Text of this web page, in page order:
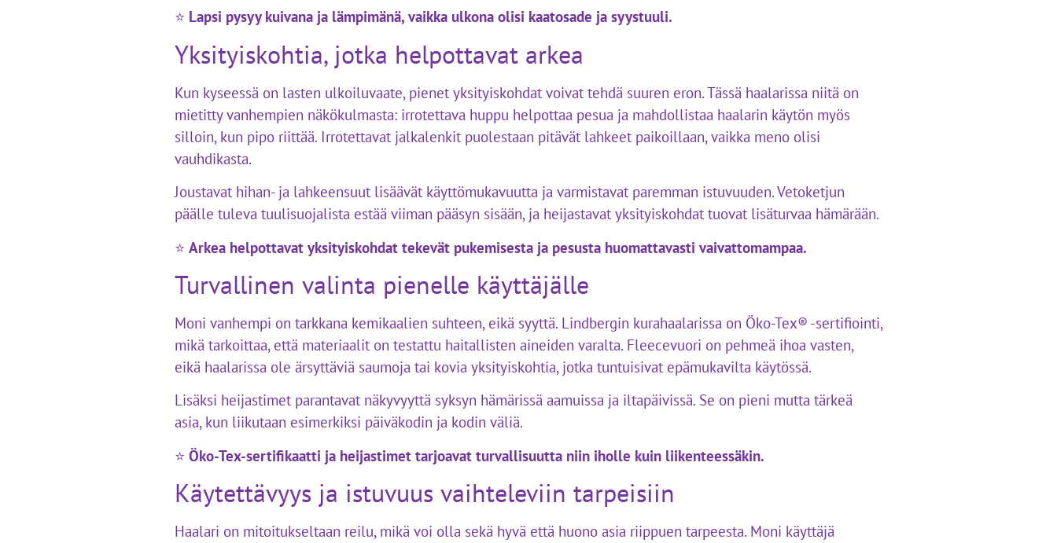
⭐ Lapsi pysyy kuivana ja lämpimänä, vaikka ulkona olisi kaatosade ja syystuuli.
Yksityiskohtia, jotka helpottavat arkea
Kun kyseessä on lasten ulkoiluvaate, pienet yksityiskohdat voivat tehdä suuren eron. Tässä haalarissa niitä on
mietitty vanhempien näkökulmasta: irrotettava huppu helpottaa pesua ja mahdollistaa haalarin käytön myös
silloin, kun pipo riittää. Irrotettavat jalkalenkit puolestaan pitävät lahkeet paikoillaan, vaikka meno olisi
vauhdikasta.
Joustavat hihan- ja lahkeensuut lisäävät käyttömukavuutta ja varmistavat paremman istuvuuden. Vetoketjun
päälle tuleva tuulisuojalista estää viiman pääsyn sisään, ja heijastavat yksityiskohdat tuovat lisäturvaa hämärään.
⭐ Arkea helpottavat yksityiskohdat tekevät pukemisesta ja pesusta huomattavasti vaivattomampaa.
Turvallinen valinta pienelle käyttäjälle
Moni vanhempi on tarkkana kemikaalien suhteen, eikä syyttä. Lindbergin kurahaalarissa on Öko-Tex® -sertifiointi,
mikä tarkoittaa, että materiaalit on testattu haitallisten aineiden varalta. Fleecevuori on pehmeä ihoa vasten,
eikä haalarissa ole ärsyttäviä saumoja tai kovia yksityiskohtia, jotka tuntuisivat epämukavilta käytössä.
Lisäksi heijastimet parantavat näkyvyyttä syksyn hämärissä aamuissa ja iltapäivissä. Se on pieni mutta tärkeä
asia, kun liikutaan esimerkiksi päiväkodin ja kodin väliä.
⭐ Öko-Tex-sertifikaatti ja heijastimet tarjoavat turvallisuutta niin iholle kuin liikenteessäkin.
Käytettävyys ja istuvuus vaihteleviin tarpeisiin
Haalari on mitoitukseltaan reilu, mikä voi olla sekä hyvä että huono asia riippuen tarpeesta. Moni käyttäjä